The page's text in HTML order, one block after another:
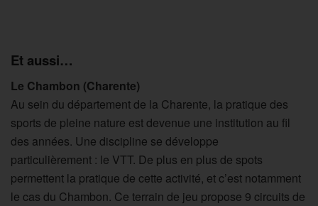
Et aussi…
Le Chambon (Charente)
Au sein du département de la Charente, la pratique des
sports de pleine nature est devenue une institution au fil
des années. Une discipline se développe
particulièrement : le VTT. De plus en plus de spots
permettent la pratique de cette activité, et c’est notamment
le cas du Chambon. Ce terrain de jeu propose 9 circuits de